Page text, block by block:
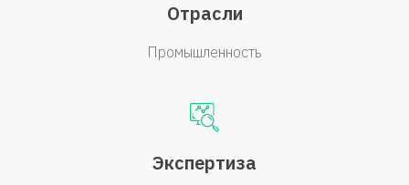
Отрасли
Промышленность
Экспертиза